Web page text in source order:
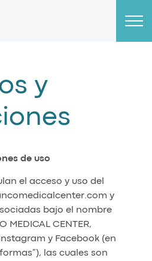
y
de uso
el acceso y uso del
y
bajo el nombre
MEDICAL CENTER,
y Facebook (en
las cuales son